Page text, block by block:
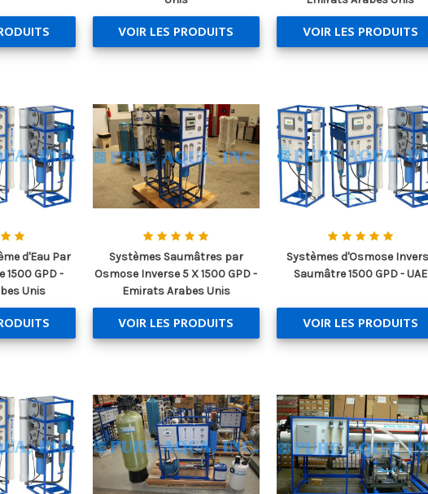
VOIR LES PRODUITS VOIR LES PRODUITS
d'Eau Par
1500 GPD -
Unis
Systèmes Saumâtres par
Osmose Inverse 5 X 1500 GPD -
Emirats Arabes Unis
VOIR LES PRODUITS
Systèmes d'Osmose
Saumâtre 1500 GPD - UAE
VOIR LES PRODUITS